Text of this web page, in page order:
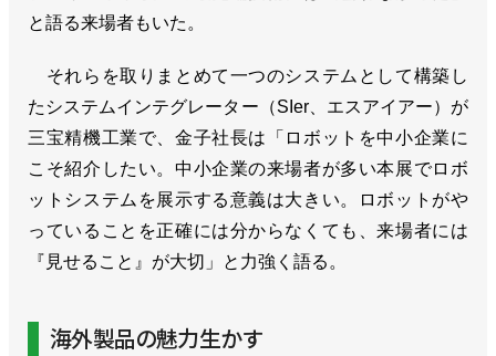
と語る来場者もいた。
それらを取りまとめて一つのシステムとして構築し
たシステムインテグレーター（SIer、エスアイアー）が
三宝精機工業で、金子社長は「ロボットを中小企業に
こそ紹介したい。中小企業の来場者が多い本展でロボ
ットシステムを展示する意義は大きい。ロボットがや
っていることを正確には分からなくても、来場者には
『見せること』が大切」と力強く語る。
海外製品の魅力生かす